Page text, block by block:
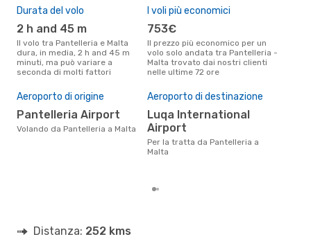
Durata del volo
2 h and 45 m
Il volo tra Pantelleria e Malta
dura, in media, 2 h and 45 m
minuti, ma può variare a
seconda di molti fattori
I voli più economici
753€
Il prezzo più economico per un
volo solo andata tra Pantelleria -
Malta trovato dai nostri clienti
nelle ultime 72 ore
Aeroporto di origine
Pantelleria Airport
Volando da Pantelleria a Malta
Aeroporto di destinazione
Luqa International
Airport
Per la tratta da Pantelleria a
Malta
Distanza: 252 kms